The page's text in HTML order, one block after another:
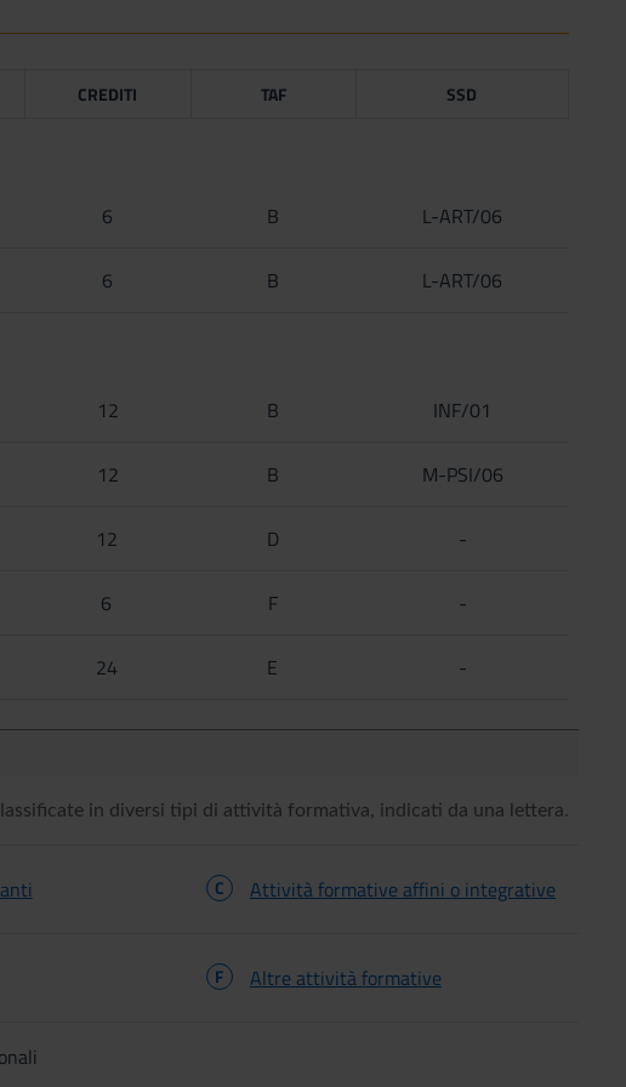
CREDITI TAF SSD
6 B L-ART/06
6 B L-ART/06
12 B INF/01
12 B M-PSI/06
12 D -
6 F -
24 E -
in diversi tipi di attività formativa, indicati da una lettera.
C Attività formative affini o integrative
F Altre attività formative